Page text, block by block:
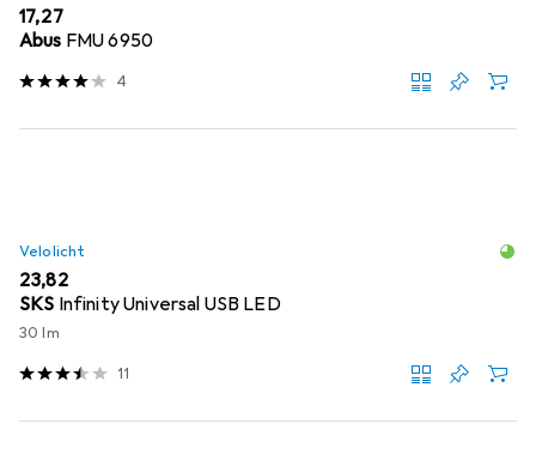
EUR
17,27
Abus FMU 6950
4
Velolicht
EUR
23,82
SKS Infinity Universal USB LED
30 lm
11